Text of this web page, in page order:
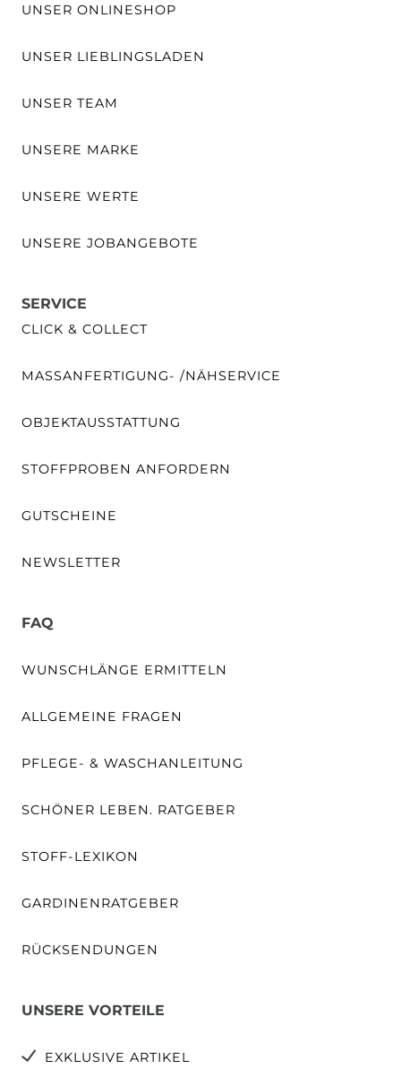
UNSER ONLINESHOP
UNSER LIEBLINGSLADEN
UNSER TEAM
UNSERE MARKE
UNSERE WERTE
UNSERE JOBANGEBOTE
SERVICE
CLICK & COLLECT
MASSANFERTIGUNG- /NÄHSERVICE
OBJEKTAUSSTATTUNG
STOFFPROBEN ANFORDERN
GUTSCHEINE
NEWSLETTER
FAQ
WUNSCHLÄNGE ERMITTELN
ALLGEMEINE FRAGEN
PFLEGE- & WASCHANLEITUNG
SCHÖNER LEBEN. RATGEBER
STOFF-LEXIKON
GARDINENRATGEBER
RÜCKSENDUNGEN
UNSERE VORTEILE
EXKLUSIVE ARTIKEL